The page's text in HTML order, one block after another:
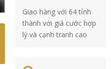
Giao hàng với 64 tỉnh
thành với giá cước hợp
lý và cạnh tranh cao